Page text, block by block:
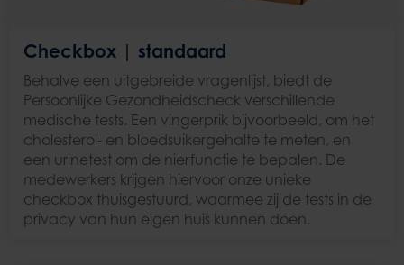
Checkbox | standaard
Behalve een uitgebreide vragenlijst, biedt de
Persoonlijke Gezondheidscheck verschillende
medische tests. Een vingerprik bijvoorbeeld, om het
cholesterol- en bloedsuikergehalte te meten, en
een urinetest om de nierfunctie te bepalen. De
medewerkers krijgen hiervoor onze unieke
checkbox thuisgestuurd, waarmee zij de tests in de
privacy van hun eigen huis kunnen doen.